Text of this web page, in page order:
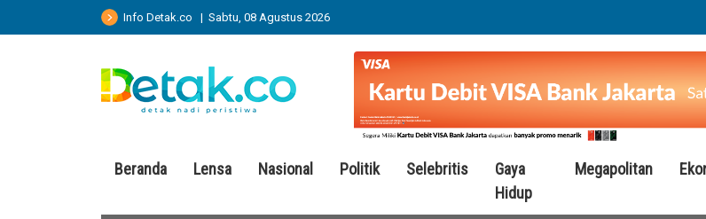
Info Detak.co | Sabtu, 08 Agustus 2026
Beranda Lensa Nasional Politik Selebritis
Gaya
Hidup
Megapolitan